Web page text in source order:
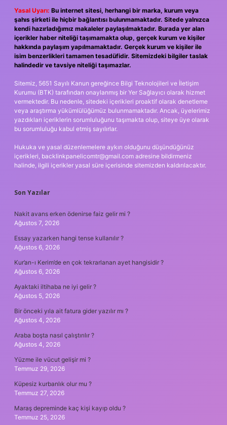
Yasal Uyarı: Bu internet sitesi, herhangi bir marka, kurum veya
şahıs şirketi ile hiçbir bağlantısı bulunmamaktadır. Sitede yalnızca
kendi hazırladığımız makaleler paylaşılmaktadır. Burada yer alan
içerikler haber niteliği taşımamakta olup, gerçek kurum ve kişiler
hakkında paylaşım yapılmamaktadır. Gerçek kurum ve kişiler ile
isim benzerlikleri tamamen tesadüfidir. Sitemizdeki bilgiler taslak
halindedir ve tavsiye niteliği taşımazlar.
Sitemiz, 5651 Sayılı Kanun gereğince Bilgi Teknolojileri ve İletişim
Kurumu (BTK) tarafından onaylanmış bir Yer Sağlayıcı olarak hizmet
vermektedir. Bu nedenle, sitedeki içerikleri proaktif olarak denetleme
veya araştırma yükümlülüğümüz bulunmamaktadır. Ancak, üyelerimiz
yazdıkları içeriklerin sorumluluğunu taşımakta olup, siteye üye olarak
bu sorumluluğu kabul etmiş sayılırlar.
Hukuka ve yasal düzenlemelere aykırı olduğunu düşündüğünüz
içerikleri, backlinkpanelicomtr@gmail.com adresine bildirmeniz
halinde, ilgili içerikler yasal süre içerisinde sitemizden kaldırılacaktır.
Son Yazılar
Nakit avans erken ödenirse faiz gelir mi ?
Ağustos 7, 2026
Essay yazarken hangi tense kullanılır ?
Ağustos 6, 2026
Kur’an-ı Kerim’de en çok tekrarlanan ayet hangisidir ?
Ağustos 6, 2026
Ayaktaki iltihaba ne iyi gelir ?
Ağustos 5, 2026
Bir önceki yıla ait fatura gider yazılır mı ?
Ağustos 4, 2026
Araba boşta nasıl çalıştırılır ?
Ağustos 4, 2026
Yüzme ile vücut gelişir mi ?
Temmuz 29, 2026
Küpesiz kurbanlık olur mu ?
Temmuz 27, 2026
Maraş depreminde kaç kişi kayıp oldu ?
Temmuz 25, 2026